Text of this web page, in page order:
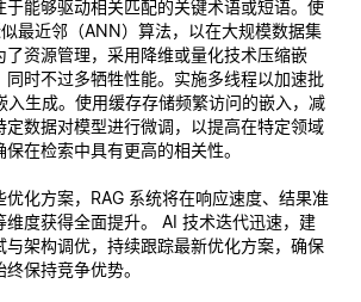
于能够驱动相关匹配的关键术语或短语。使
最近邻（ANN）算法，以在大规模数据集
了资源管理，采用降维或量化技术压缩嵌
同时不过多牺牲性能。实施多线程以加速批
入生成。使用缓存存储频繁访问的嵌入，减
定数据对模型进行微调，以提高在特定领域
在检索中具有更高的相关性。
化方案，RAG 系统将在响应速度、结果准
维度获得全面提升。 AI 技术迭代迅速，建
与架构调优，持续跟踪最新优化方案，确保
保持竞争优势。